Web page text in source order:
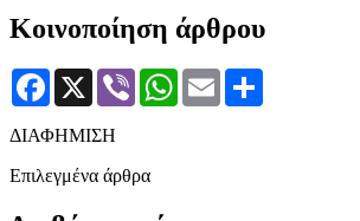
Κοινοποίηση άρθρου
Facebook
X Viber WhatsApp
Email
ΔΙΑΦΗΜΙΣΗ
Επιλεγμένα άρθρα